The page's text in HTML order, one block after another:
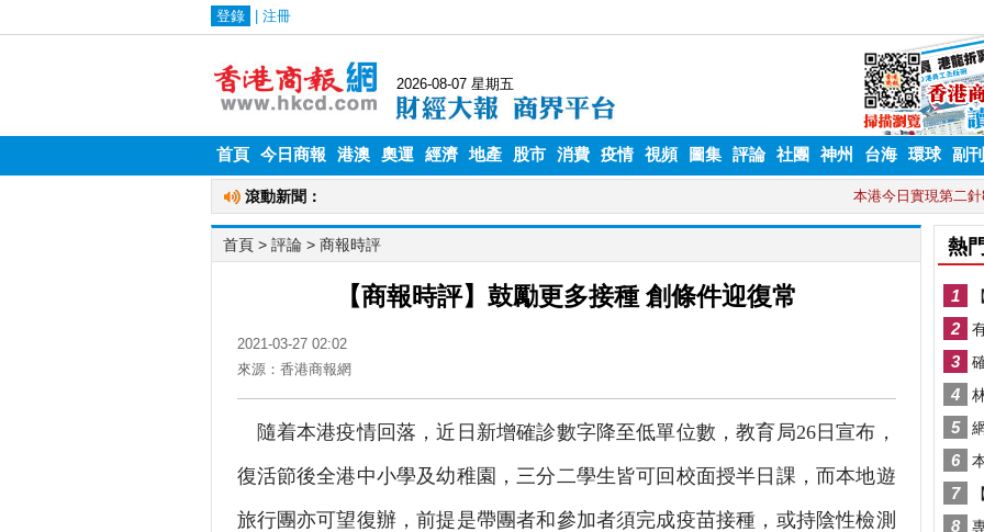
首頁 今日商報 港澳 奧運 經濟 地產 股市 消費 疫情 視頻 圖集 評論 社團 神州 台海 環球 副刊
首頁 > 評論 > 商報時評
【商報時評】鼓勵更多接種 創條件迎復常
2021-03-27 02:02
來源：香港商報網
隨着本港疫情回落，近日新增確診數字降至低單位數，教育局26日宣布，
復活節後全港中小學及幼稚園，三分二學生皆可回校面授半日課，而本地遊
旅行團亦可望復辦，前提是帶團者和參加者須完成疫苗接種，或持陰性檢測